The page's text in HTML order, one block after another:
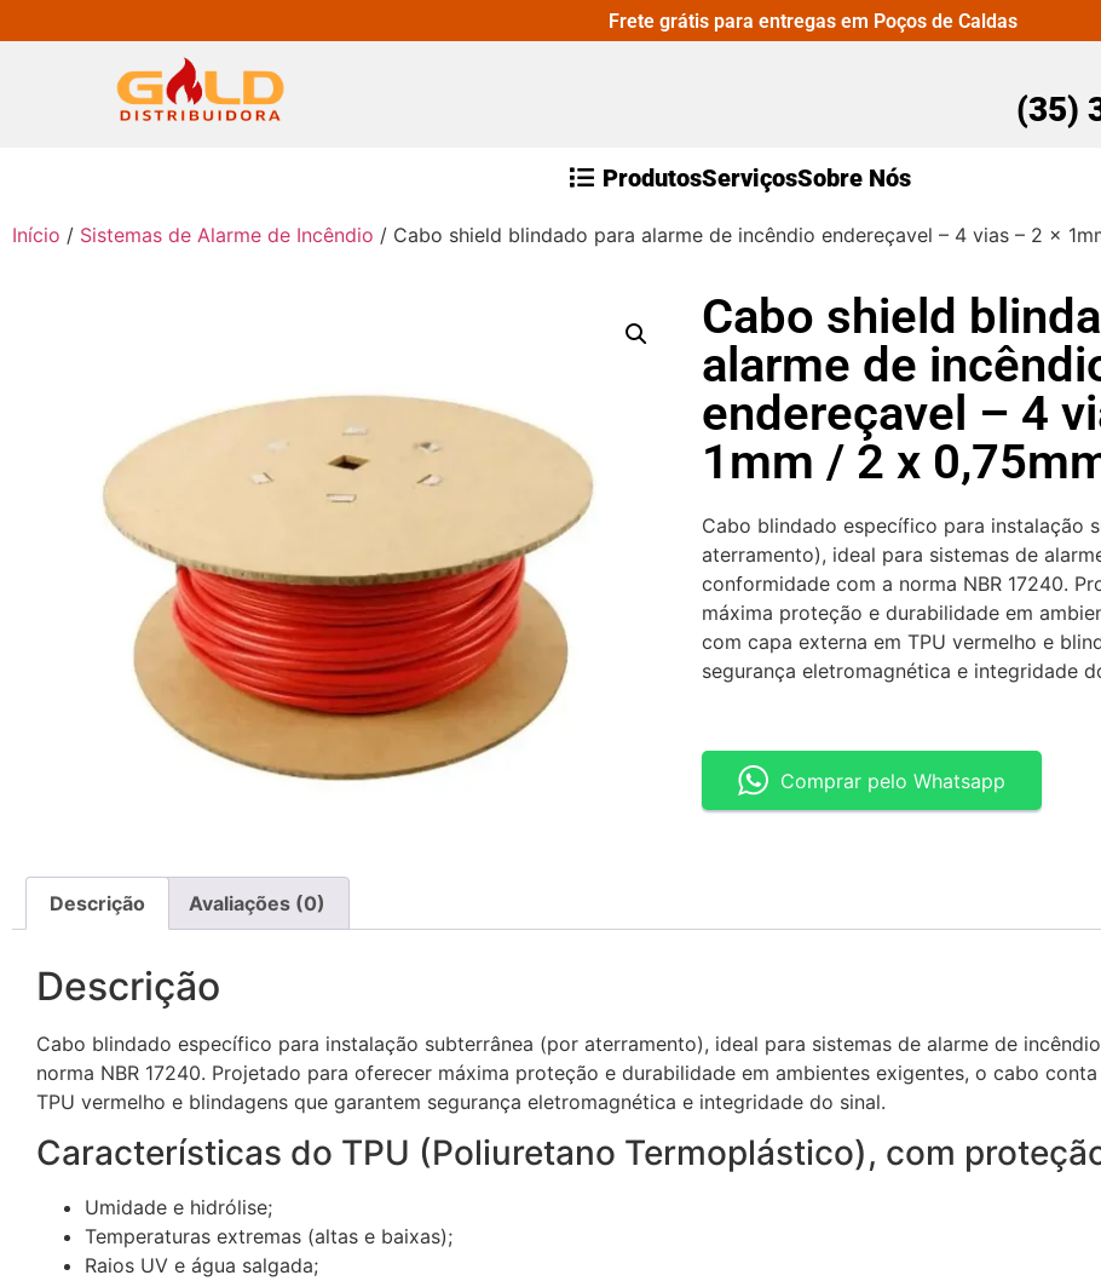
Frete grátis para entregas em Poços de Caldas
(35)
ProdutosServiçosSobre Nós
Início / Sistemas de Alarme de Incêndio / Cabo shield blindado para alarme de incêndio endereçavel – 4 vias – 2 x
Cabo shield
alarme de
endereçavel – 4
1mm / 2 x
Cabo blindado específico para instalação
aterramento), ideal para sistemas de
conformidade com a norma NBR 17240.
máxima proteção e durabilidade em
com capa externa em TPU vermelho e
segurança eletromagnética e integridade
Comprar pelo Whatsapp
Descrição Avaliações (0)
Descrição
Cabo blindado específico para instalação subterrânea (por aterramento), ideal para sistemas de alarme de
norma NBR 17240. Projetado para oferecer máxima proteção e durabilidade em ambientes exigentes, o cabo
TPU vermelho e blindagens que garantem segurança eletromagnética e integridade do sinal.
Características do TPU (Poliuretano Termoplástico), com
Umidade e hidrólise;
Temperaturas extremas (altas e baixas);
Raios UV e água salgada;